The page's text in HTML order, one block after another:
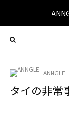
ANNGLE
タイの非常